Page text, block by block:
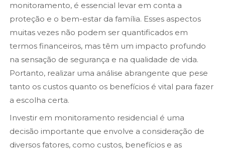
monitoramento, é essencial levar em conta a
proteção e o bem-estar da família. Esses aspectos
muitas vezes não podem ser quantificados em
termos financeiros, mas têm um impacto profundo
na sensação de segurança e na qualidade de vida.
Portanto, realizar uma análise abrangente que pese
tanto os custos quanto os benefícios é vital para fazer
a escolha certa.
Investir em monitoramento residencial é uma
decisão importante que envolve a consideração de
diversos fatores, como custos, benefícios e as